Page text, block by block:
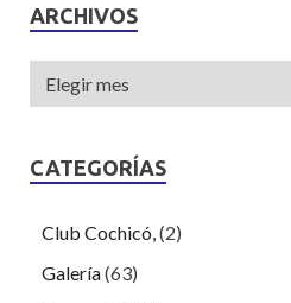
ARCHIVOS
CATEGORÍAS
Club Cochicó,(2)
Galería(63)